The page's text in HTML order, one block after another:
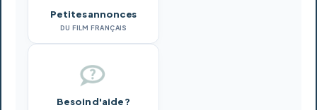
Petites annonces
DU FILM FRANÇAIS
Besoin d'aide ?